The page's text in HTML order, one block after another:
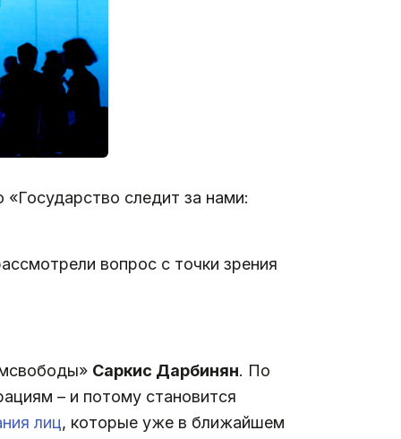
следит за нами:
вопрос с точки зрения
Саркис Дарбинян. По
– и потому становится
лиц, которые уже в ближайшем